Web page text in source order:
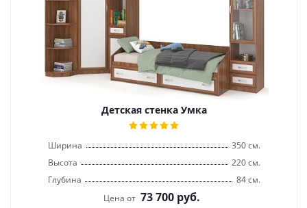
Детская стенка Умка
Ширина
350 см.
Высота
220 см.
Глубина
84 см.
Цена от 73 700 руб.